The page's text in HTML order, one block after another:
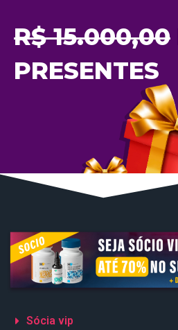
R$ 15.000,00
PRESENTES
Sócia vip